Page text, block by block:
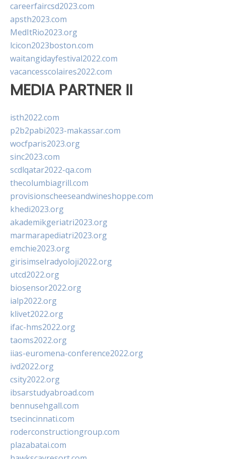
careerfaircsd2023.com
apsth2023.com
MedItRio2023.org
lcicon2023boston.com
waitangidayfestival2022.com
vacancesscolaires2022.com
MEDIA PARTNER II
isth2022.com
p2b2pabi2023-makassar.com
wocfparis2023.org
sinc2023.com
scdlqatar2022-qa.com
thecolumbiagrill.com
provisionscheeseandwineshoppe.com
khedi2023.org
akademikgeriatri2023.org
marmarapediatri2023.org
emchie2023.org
girisimselradyoloji2022.org
utcd2022.org
biosensor2022.org
ialp2022.org
klivet2022.org
ifac-hms2022.org
taoms2022.org
iias-euromena-conference2022.org
ivd2022.org
csity2022.org
ibsarstudyabroad.com
bennusehgall.com
tsecincinnati.com
roderconstructiongroup.com
plazabatai.com